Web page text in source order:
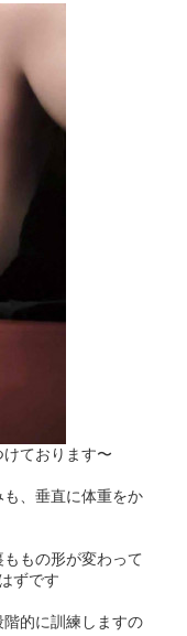
ております〜
、垂直に体重をか
もの形が変わって
ずです
的に訓練しますの